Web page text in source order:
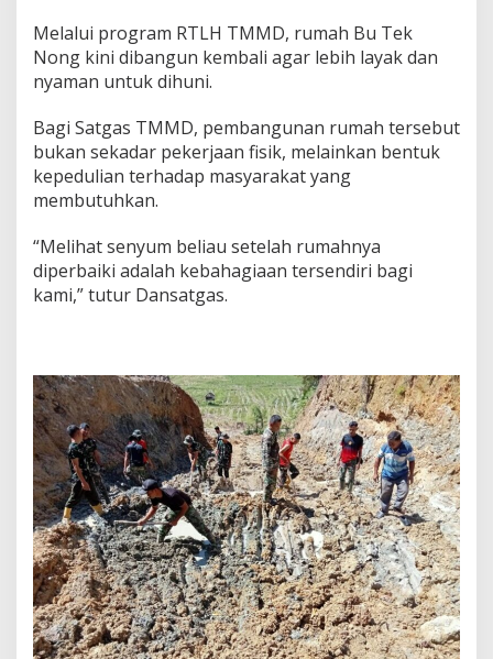
Melalui program RTLH TMMD, rumah Bu Tek
Nong kini dibangun kembali agar lebih layak dan
nyaman untuk dihuni.
Bagi Satgas TMMD, pembangunan rumah tersebut
bukan sekadar pekerjaan fisik, melainkan bentuk
kepedulian terhadap masyarakat yang
membutuhkan.
“Melihat senyum beliau setelah rumahnya
diperbaiki adalah kebahagiaan tersendiri bagi
kami,” tutur Dansatgas.